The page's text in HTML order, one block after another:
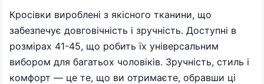
Кросівки вироблені з якісного тканини, що
забезпечує довговічність і зручність. Доступні в
розмірах 41-45, що робить їх універсальним
вибором для багатьох чоловіків. Зручність, стиль і
комфорт — це те, що ви отримаєте, обравши ці